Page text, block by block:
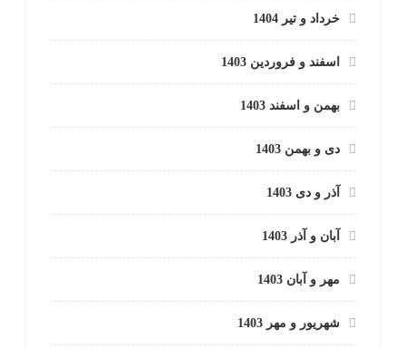
خرداد و تیر 1404
اسفند و فروردین 1403
بهمن و اسفند 1403
دی و بهمن 1403
آذر و دی 1403
آبان و آذر 1403
مهر و آبان 1403
شهریور و مهر 1403